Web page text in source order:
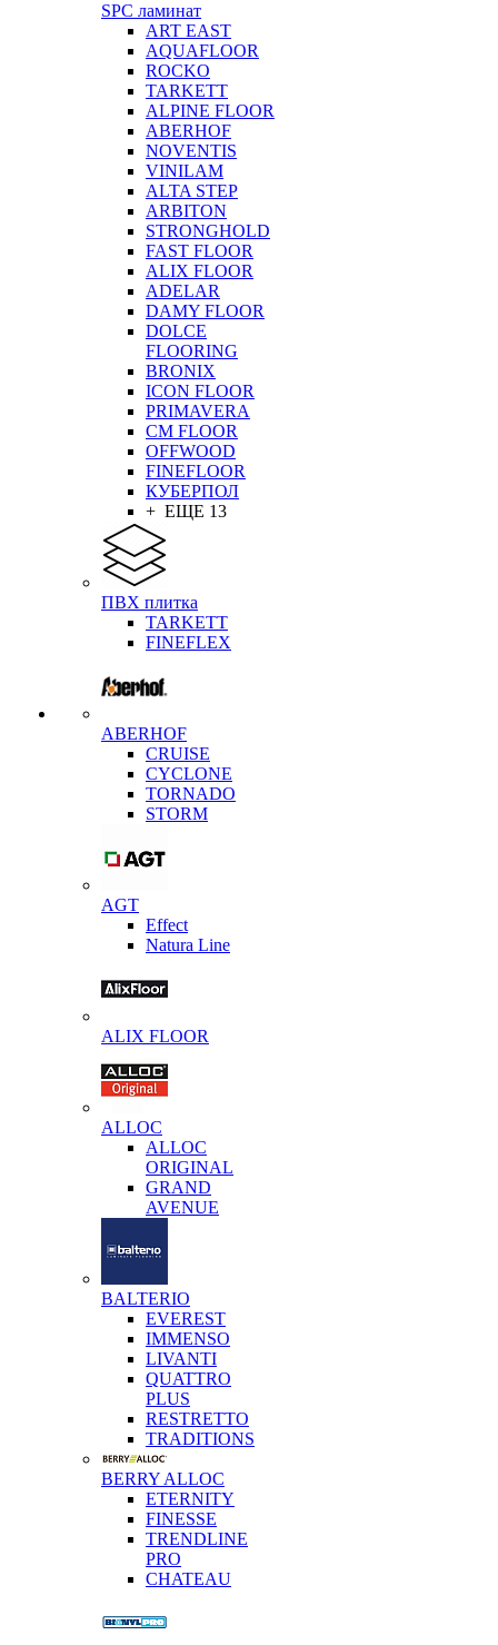
SPC ламинат
ART EAST
AQUAFLOOR
ROCKO
TARKETT
ALPINE FLOOR
ABERHOF
NOVENTIS
VINILAM
ALTA STEP
ARBITON
STRONGHOLD
FAST FLOOR
ALIX FLOOR
ADELAR
DAMY FLOOR
DOLCE
FLOORING
BRONIX
ICON FLOOR
PRIMAVERA
CM FLOOR
OFFWOOD
FINEFLOOR
КУБЕРПОЛ
+ ЕЩЕ 13
ПВХ плитка
TARKETT
FINEFLEX
ABERHOF
CRUISE
CYCLONE
TORNADO
STORM
AGT
Effect
Natura Line
ALIX FLOOR
ALLOC
ALLOC
ORIGINAL
GRAND
AVENUE
BALTERIO
EVEREST
IMMENSO
LIVANTI
QUATTRO
PLUS
RESTRETTO
TRADITIONS
BERRY ALLOC
ETERNITY
FINESSE
TRENDLINE
PRO
CHATEAU